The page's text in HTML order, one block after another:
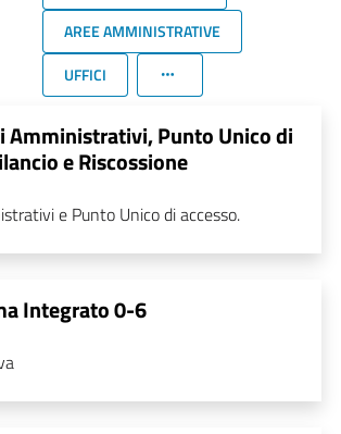
AREE AMMINISTRATIVE
UFFICI
Amministrativi, Punto Unico di
e Riscossione
e Punto Unico di accesso.
Integrato 0-6